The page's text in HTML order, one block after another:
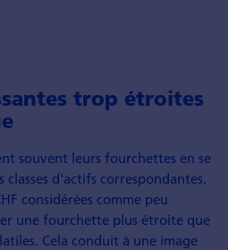
trop étroites
souvent leurs fourchettes en se
d'actifs correspondantes.
considérées comme peu
une fourchette plus étroite que
Cela conduit à une image